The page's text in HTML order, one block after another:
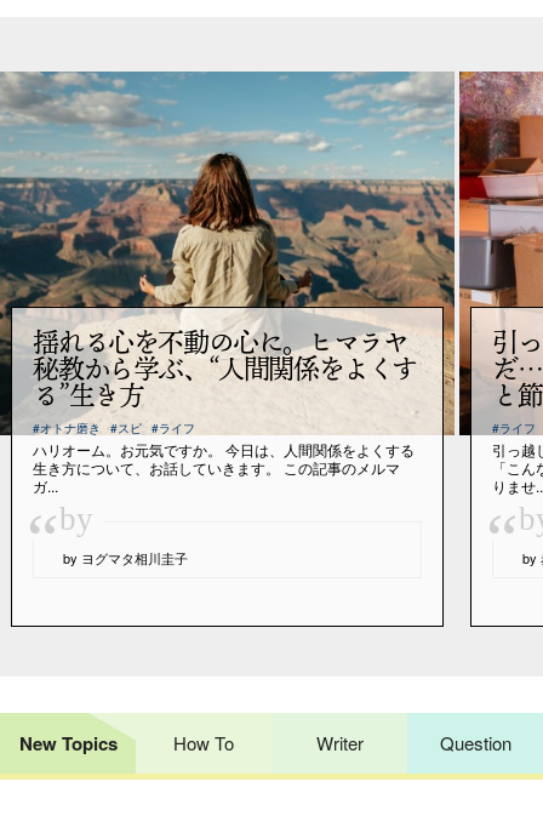
揺れる心を不動の心に。ヒマラヤ
秘教から学ぶ、“人間関係をよくす
る”生き方
#オトナ磨き #スピ #ライフ
ハリオーム。お元気ですか。 今日は、人間関係をよくする
生き方について、お話していきます。 この記事のメルマ
ガ...
“by
by ヨグマタ相川圭子
引
だ…
と
#ライフ
引っ越
「こ
りませ
“ by
New Topics How To Writer Question